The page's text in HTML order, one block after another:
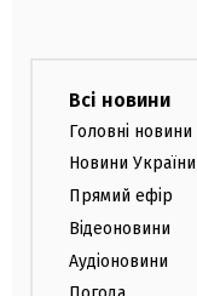
Всі новини
Головні новини
Новини України
Прямий ефір
Відеоновини
Аудіоновини